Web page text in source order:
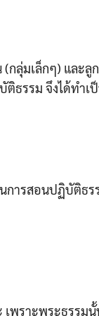
ลุ่มเล็กๆ) และลู
ธรรม จึงได้ทำเ
การสอนปฏิบัติธ
พราะพระธรรม